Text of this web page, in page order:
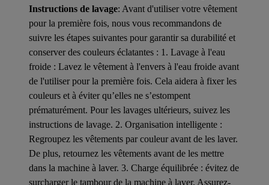
Instructions de lavage: Avant d'utiliser votre vêtement
pour la première fois, nous vous recommandons de
suivre les étapes suivantes pour garantir sa durabilité et
conserver des couleurs éclatantes : 1. Lavage à l'eau
froide : Lavez le vêtement à l'envers à l'eau froide avant
de l'utiliser pour la première fois. Cela aidera à fixer les
couleurs et à éviter qu’elles ne s’estompent
prématurément. Pour les lavages ultérieurs, suivez les
instructions de lavage. 2. Organisation intelligente :
Regroupez les vêtements par couleur avant de les laver.
De plus, retournez les vêtements avant de les mettre
dans la machine à laver. 3. Charge équilibrée : évitez de
surcharger le tambour de la machine à laver. Assurez-